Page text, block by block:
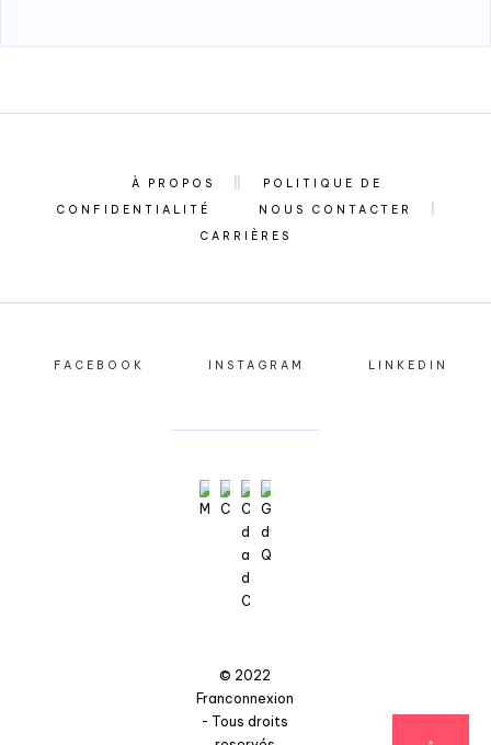
À PROPOS
POLITIQUE DE
CONFIDENTIALITÉ
NOUS CONTACTER
CARRIÈRES
FACEBOOK INSTAGRAM LINKEDIN
© 2022
Franconnexion
- Tous droits